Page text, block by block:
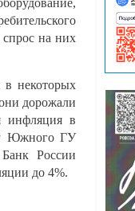
на них
некоторых
дорожали
инфляция в
Южного ГУ
России
до 4%.